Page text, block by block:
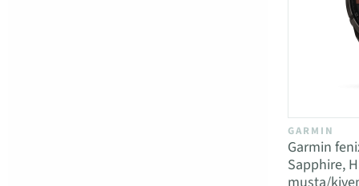
GARMIN
Garmin
Sapphire,